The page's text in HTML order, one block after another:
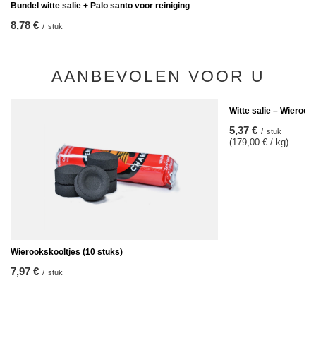
Bundel witte salie + Palo santo voor reiniging
8,78 € / stuk
AANBEVOLEN VOOR U
Wierookskooltjes (10 stuks)
7,97 € / stuk
Witte salie – Wierook
5,37 € / stuk
(179,00 € / kg)